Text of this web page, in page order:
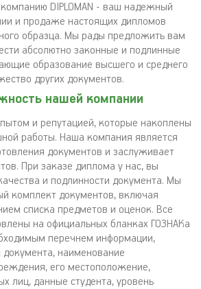
DIPLOMAN - ваш надежный
и продаже настоящих дипломов
образца. Мы рады предложить вам
абсолютно законные и подлинные
образование высшего и среднего
других документов.
нашей компании
и репутацией, которые накоплены
работы. Наша компания является
документов и заслуживает
При заказе диплома у нас, вы
и подлинности документа. Мы
комплект документов, включая
списка предметов и оценок. Все
на официальных бланках ГОЗНАКа
перечнем информации,
наименование
его местоположение,
лиц, данные студента, уровень